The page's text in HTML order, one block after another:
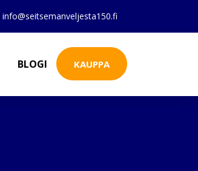
info@seitsemanveljesta150.fi
BLOGI KAUPPA